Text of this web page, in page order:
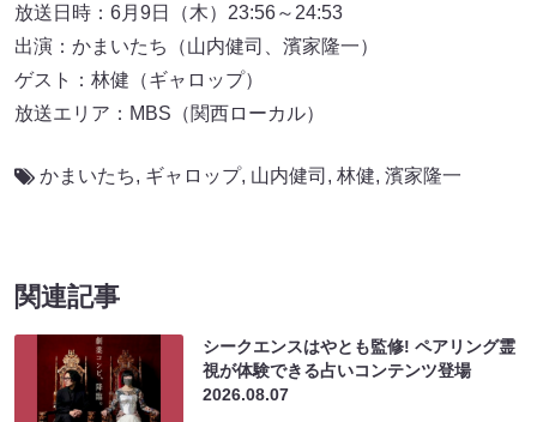
放送日時：6月9日（木）23:56～24:53
出演：かまいたち（山内健司、濱家隆一）
ゲスト：林健（ギャロップ）
放送エリア：MBS（関西ローカル）
かまいたち, ギャロップ, 山内健司 , 林健, 濱家隆一
関連記事
シークエンスはやとも監修! ペアリング霊
視が体験できる占いコンテンツ登場
2026.08.07